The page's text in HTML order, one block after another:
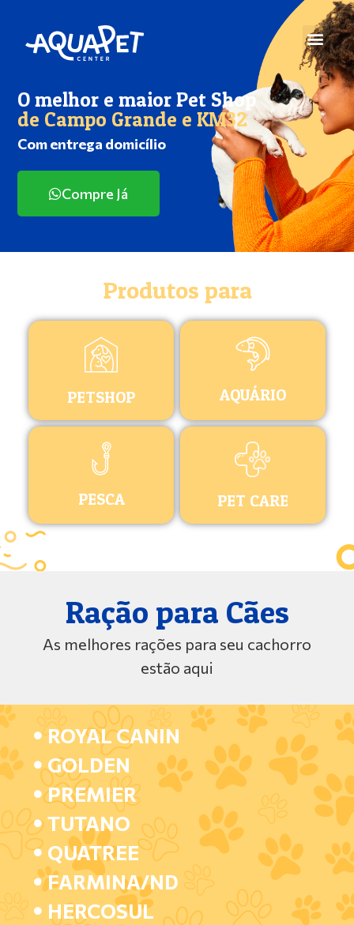
O melhor e maior Pet Shop
de Campo Grande e KM32
Com entrega domicílio
Compre Já
Produtos para
PETSHOP AQUÁRIO
PESCA PET CARE
Ração para Cães
As melhores rações para seu cachorro
estão aqui
ROYAL CANIN
GOLDEN
PREMIER
TUTANO
QUATREE
FARMINA/ND
HERCOSUL